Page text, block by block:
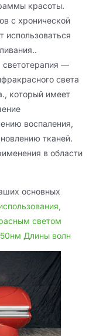
красоты.
с хронической
светотерапия —
света
который имеет
воспаления,
тканей.
в области
основных
светом
Длины волн